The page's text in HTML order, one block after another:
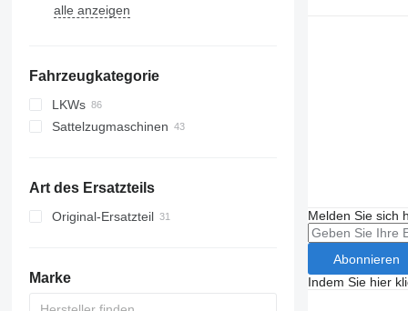
Klimakompressoren
Klimaanlage Filter
sonstige Teile für Klimaanlagen
Seitenscheiben
Heckscheiben
alle anzeigen
Fahrzeugkategorie
LKWs
Sattelzugmaschinen
Art des Ersatzteils
Original-Ersatzteil
Marke
Melden Sie sich
Abonnieren
Indem Sie hier